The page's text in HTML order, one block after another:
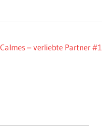
– verliebte Partner #1